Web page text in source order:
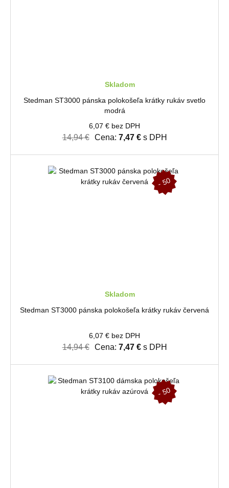
Skladom
Stedman ST3000 pánska polokošeľa krátky rukáv svetlo
modrá
6,07 € bez DPH
14,94 € Cena: 7,47 €s DPH
-
5
0
Skladom
Stedman ST3000 pánska polokošeľa krátky rukáv červená
6,07 € bez DPH
14,94 € Cena: 7,47 €s DPH
-
5
0